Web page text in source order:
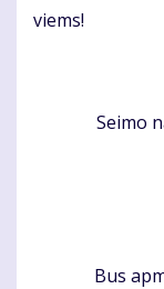
viems!
Sei­mo
Bus